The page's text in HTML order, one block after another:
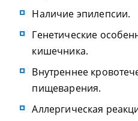
Наличие эпилепсии.
Генетические
кишечника.
Внутреннее
пищеварения.
Аллергическая